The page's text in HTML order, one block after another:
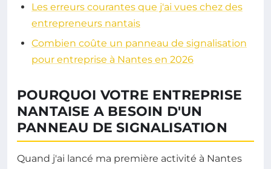
Les erreurs courantes que j'ai vues chez des
entrepreneurs nantais
Combien coûte un panneau de signalisation
pour entreprise à Nantes en 2026
POURQUOI VOTRE ENTREPRISE
NANTAISE A BESOIN D'UN
PANNEAU DE SIGNALISATION
Quand j'ai lancé ma première activité à Nantes